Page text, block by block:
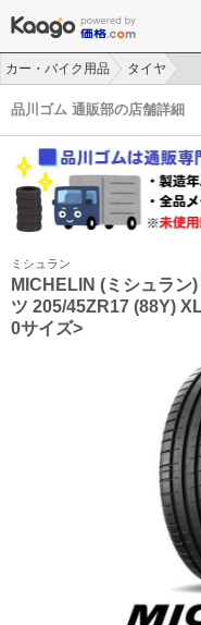
カー・バイク用品
タイヤ
品川ゴム 通販部の店舗詳細
ミシュラン
MICHELIN (ミシュラン
ツ 205/45ZR17 (88Y)
0サイズ>